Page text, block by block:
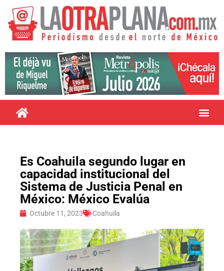
Es Coahuila segundo lugar en
capacidad institucional del
Sistema de Justicia Penal en
México: México Evalúa
Octubre 11, 2023 Coahuila